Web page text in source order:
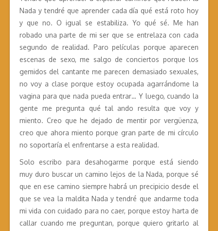
Nada y tendré que aprender cada día qué está roto hoy
y que no. O igual se estabiliza. Yo qué sé. Me han
robado una parte de mi ser que se entrelaza con cada
segundo de realidad. Paro películas porque aparecen
escenas de sexo, me salgo de conciertos porque los
gemidos del cantante me parecen demasiado sexuales,
no voy a clase porque estoy ocupada agarrándome la
vagina para que nada pueda entrar… Y luego, cuando la
gente me pregunta qué tal ando resulta que voy y
miento. Creo que he dejado de mentir por vergüenza,
creo que ahora miento porque gran parte de mi círculo
no soportaría el enfrentarse a esta realidad.
Solo escribo para desahogarme porque está siendo
muy duro buscar un camino lejos de la Nada, porque sé
que en ese camino siempre habrá un precipicio desde el
que se vea la maldita Nada y tendré que andarme toda
mi vida con cuidado para no caer, porque estoy harta de
callar cuando me preguntan, porque quiero gritarlo al